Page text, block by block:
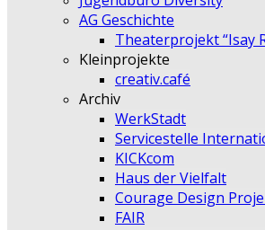
AG Geschichte
Theaterprojekt “Isay
Kleinprojekte
creativ.café
Archiv
WerkStadt
Servicestelle
KICKcom
Haus der Vielfalt
Courage Design
FAIR